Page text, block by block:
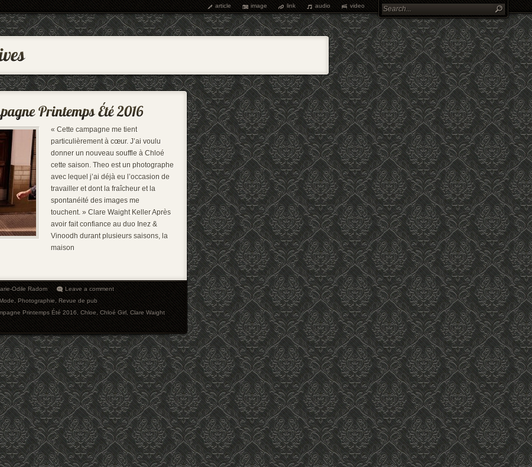
article image link audio video
« Cette campagne me tient
particulièrement à cœur. J’ai voulu
donner un nouveau souffle à Chloé
cette saison. Theo est un photographe
avec lequel j’ai déjà eu l’occasion de
travailler et dont la fraîcheur et la
spontanéité des images me
touchent. » Clare Waight Keller Après
avoir fait confiance au duo Inez &
Vinoodh durant plusieurs saisons, la
maison
Odile Radom
Leave a comment
,Photographie,Revue de pub
Printemps Été 2016,Chloe,Chloé Girl,Clare Waight